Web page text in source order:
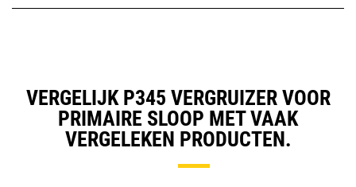
VERGELIJK P345 VERGRUIZER VOOR
PRIMAIRE SLOOP MET VAAK
VERGELEKEN PRODUCTEN.